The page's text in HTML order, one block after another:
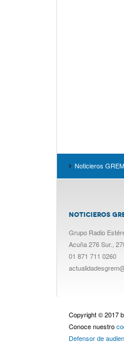
Noticieros GREM
NOTICIEROS
Grupo Radio
Acuña 276 Sur.,
01 871 711 0260
Copyright © 2017
Conoce nuestro
Defensor de